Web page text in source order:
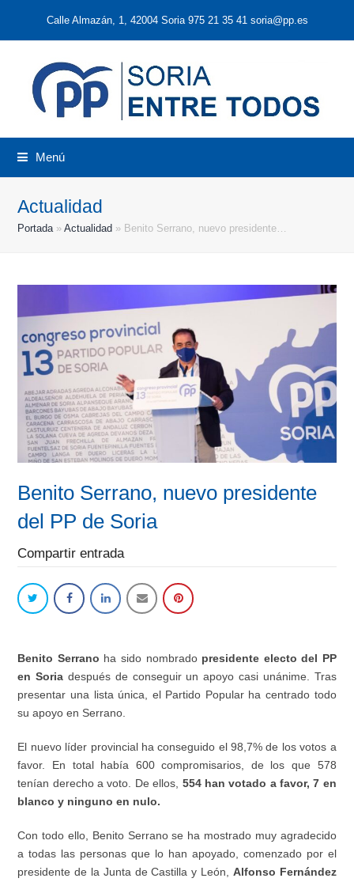
Calle Almazán, 1, 42004 Soria 975 21 35 41 soria@pp.es
Menú
Actualidad
Portada»Actualidad » Benito Serrano, nuevo presidente…
Benito Serrano, nuevo presidente
del PP de Soria
Compartir entrada
Benito Serrano ha sido nombrado presidente electo del PP
en Soria después de conseguir un apoyo casi unánime. Tras
presentar una lista única, el Partido Popular ha centrado todo
su apoyo en Serrano.
El nuevo líder provincial ha conseguido el 98,7% de los votos a
favor. En total había 600 compromisarios, de los que 578
tenían derecho a voto. De ellos, 554 han votado a favor, 7 en
blanco y ninguno en nulo.
Con todo ello, Benito Serrano se ha mostrado muy agradecido
a todas las personas que lo han apoyado, comenzado por el
presidente de la Junta de Castilla y León, Alfonso Fernández